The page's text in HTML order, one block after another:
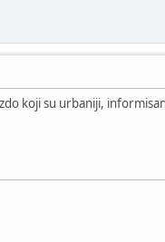
koji su urbaniji,